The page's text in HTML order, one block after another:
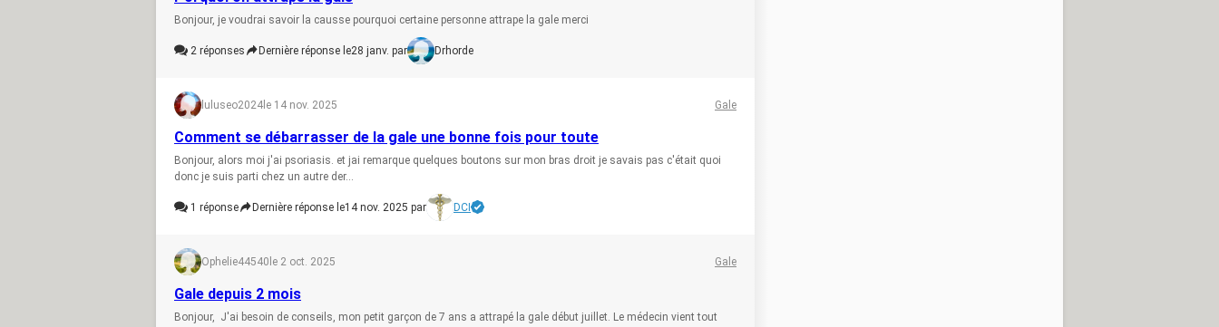
Bonjour, je voudrai savoir la causse pourquoi certaine personne attrape la gale merci
2 réponses Dernière réponse le28 janv. par Drhorde
luluseo2024 le 14 nov. 2025 Gale
Comment se débarrasser de la gale une bonne fois pour toute
Bonjour, alors moi j'ai psoriasis. et jai remarque quelques boutons sur mon bras droit je savais pas c'était quoi
donc je suis parti chez un autre der...
1 réponse Dernière réponse le14 nov. 2025 par DCI
Ophelie44540 le 2 oct. 2025 Gale
Gale depuis 2 mois
Bonjour, J'ai besoin de conseils, mon petit garçon de 7 ans a attrapé la gale début juillet. Le médecin vient tout